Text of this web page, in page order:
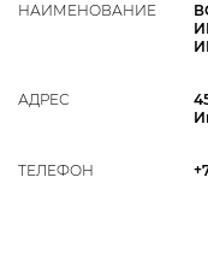
НАИМЕНОВАНИЕ
АДРЕС
ТЕЛЕФОН